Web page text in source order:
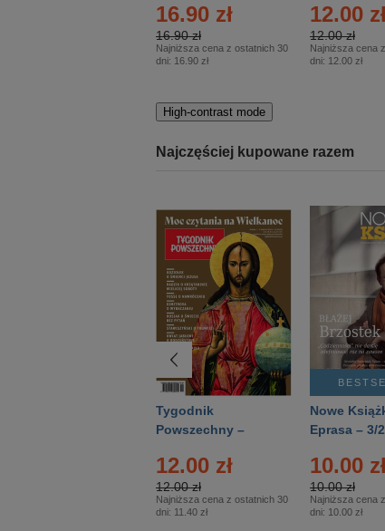
16.90 zł
16.90 zł
Najniższa cena z ostatnich 30
dni: 16.90 zł
12.00
12.00 zł
Najniższa cena
dni: 12.00 zł
High-contrast mode
Najczęściej kupowane razem
Tygodnik
Powszechny –
12.00 zł
12.00 zł
Najniższa cena z ostatnich 30
dni: 11.40 zł
Nowe
Eprasa – 3/
10.00
10.00 zł
Najniższa cena
dni: 10.00 zł